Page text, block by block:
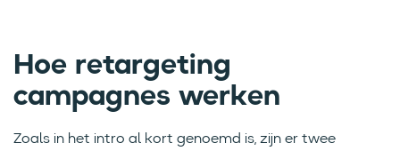
Hoe retargeting
campagnes werken
Zoals in het intro al kort genoemd is, zijn er twee